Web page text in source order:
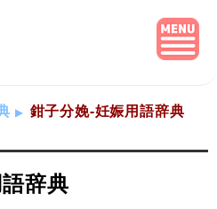
鉗子分娩-妊娠用語辞典
辞典